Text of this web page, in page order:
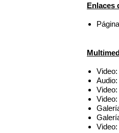
Enlaces